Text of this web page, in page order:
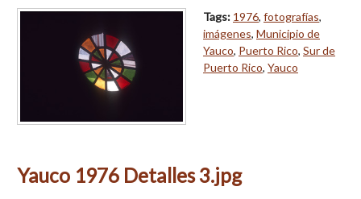
Tags: 1976, fotografías,
imágenes, Municipio de
Yauco, Puerto Rico, Sur de
Puerto Rico, Yauco
Yauco 1976 Detalles 3.jpg